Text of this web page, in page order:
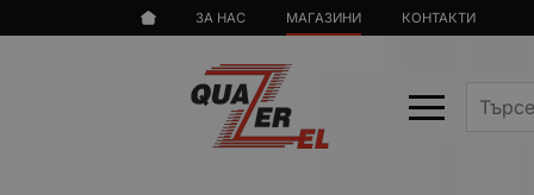
ЗА НАС МАГАЗИНИ КОНТАКТИ